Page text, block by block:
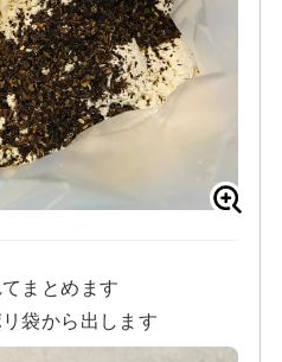
まとめます
袋から出します